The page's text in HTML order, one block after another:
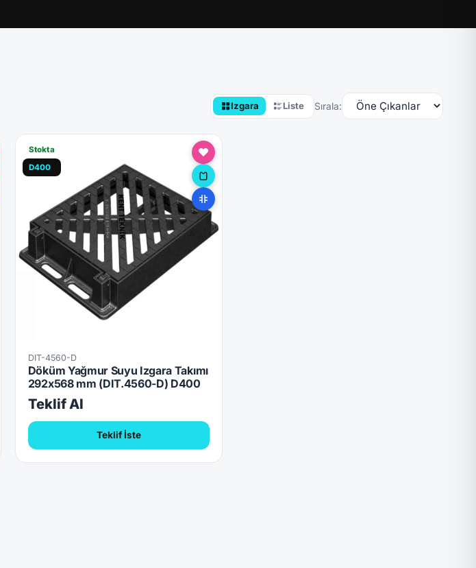
Izgara Liste Sırala:
Stokta
D400
DIT-4560-D
Döküm Yağmur Suyu Izgara Takımı
292x568 mm (DIT.4560-D) D400
Teklif Al
Teklif İste